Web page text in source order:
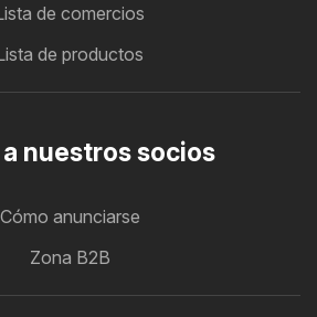
de comercios
de productos
nuestros socios
Cómo anunciarse
Zona B2B